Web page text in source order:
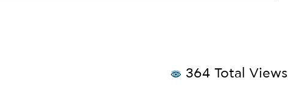
364 Total Views